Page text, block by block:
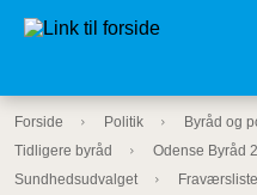
Forside Politik
Byråd og
Tidligere byråd
Odense Byråd
Sundhedsudvalget
Fraværsliste